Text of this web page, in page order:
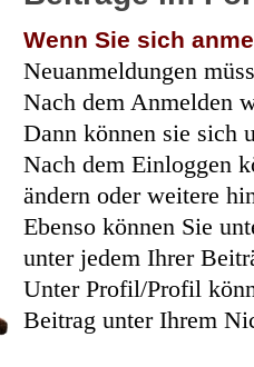
Wenn Sie sich
Neuanmeldungen
Nach dem Anmelden
Dann können sie sich
Nach dem Einloggen
ändern oder weitere
Ebenso können Sie
unter jedem Ihrer
Unter Profil/Profil
Beitrag unter Ihrem